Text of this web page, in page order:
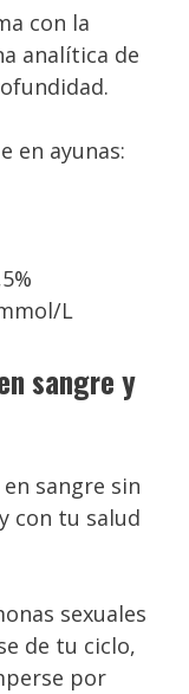
con la
analítica de
en ayunas:
L
sangre y
sangre sin
con tu salud
sexuales
de tu ciclo,
por